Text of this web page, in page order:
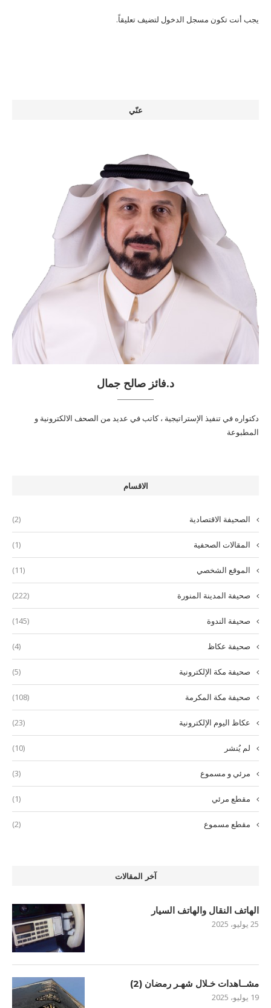
يجب أنت تكون مسجل الدخول لتضيف تعليقاً.
عنّي
د.فائز صالح جمال
دكتواره في تنفيذ الإستراتيجية ، كاتب في عديد من الصحف الالكترونية و
المطبوعة
الاقسام
الصحيفة الاقتصادية (2)
المقالات الصحفية (1)
الموقع الشخصي (11)
صحيفة المدينة المنورة (222)
صحيفة الندوة (145)
صحيفة عكاظ (4)
صحيفة مكة الإلكترونية (5)
صحيفة مكة المكرمة (108)
عكاظ اليوم الإلكترونية (23)
لم يُنشر (10)
مرئي و مسموع (3)
مقطع مرئي (1)
مقطع مسموع (2)
آخر المقالات
الهاتف النقال والهاتف السيار
25 يوليو، 2025
مشــاهدات خـلال شهـر رمضان (2)
19 يوليو، 2025